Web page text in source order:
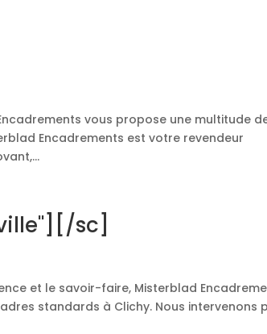
vous propose une multitude
Encadrements est votre revendeur
sc]
et le savoir-faire, Misterblad
standards à Clichy. Nous intervenons